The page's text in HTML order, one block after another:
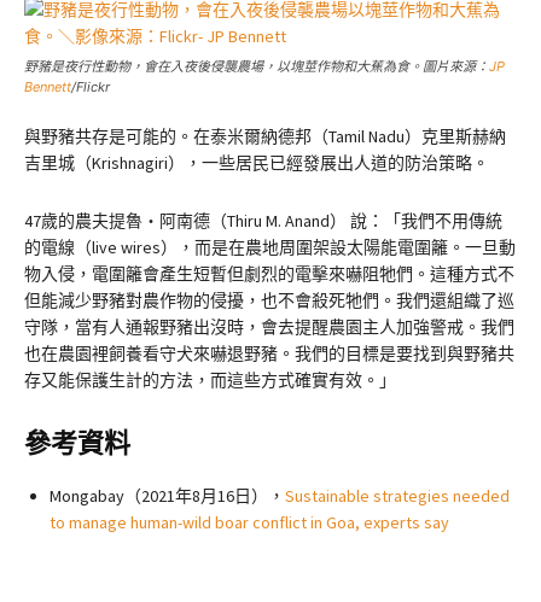
野豬是夜行性動物，會在入夜後侵襲農場，以塊莖作物和大蕉為食。圖片來源： JP
Bennett/Flickr
與野豬共存是可能的。在泰米爾納德邦（Tamil Nadu）克里斯赫納
吉里城（Krishnagiri），一些居民已經發展出人道的防治策略。
47歲的農夫提魯・阿南德（Thiru M. Anand） 說：「我們不用傳統
的電線（live wires），而是在農地周圍架設太陽能電圍籬。一旦動
物入侵，電圍籬會產生短暫但劇烈的電擊來嚇阻牠們。這種方式不
但能減少野豬對農作物的侵擾，也不會殺死牠們。我們還組織了巡
守隊，當有人通報野豬出沒時，會去提醒農園主人加強警戒。我們
也在農園裡飼養看守犬來嚇退野豬。我們的目標是要找到與野豬共
存又能保護生計的方法，而這些方式確實有效。」
參考資料
Mongabay（2021年8月16日）， Sustainable strategies needed
to manage human-wild boar conflict in Goa, experts say